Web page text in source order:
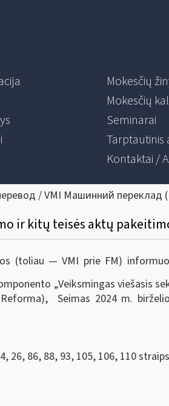
Mokesčių
Mokesčių
Seminarai
Tarptautinis
Kontaktai /
/ VMI Машинний переклад (
ir kitų teisės aktų
(toliau — VMI prie FM)
„Veiksmingas viešasis
Seimas 2024 m.
86, 88, 93, 105, 106, 110